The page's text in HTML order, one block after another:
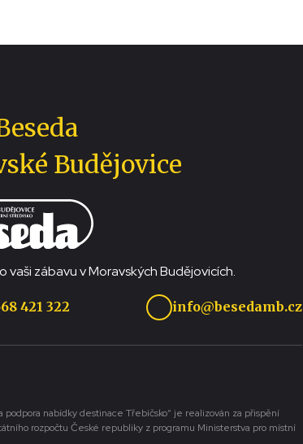
Budějovice
vaši zábavu v Moravských Budějovicích.
421 322 info@besedamb.cz
podpora nabídky destinace Třebíčsko“ je realizován za přispění
rozpočtu České republiky z programu Ministerstva pro místní